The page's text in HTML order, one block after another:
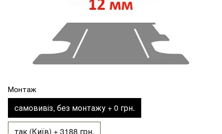
Монтаж
самовивіз, без монтажу + 0 грн.
так (Київ) + 3188 грн.